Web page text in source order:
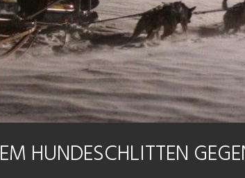
HUNDESCHLITTEN